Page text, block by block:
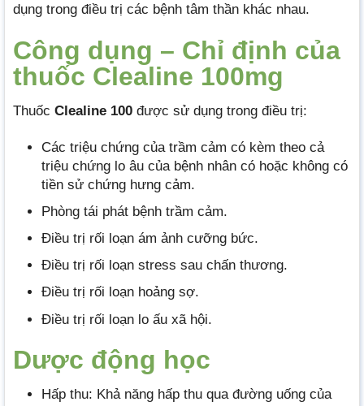
dụng trong điều trị các bệnh tâm thần khác nhau.
Công dụng – Chỉ định của
thuốc Clealine 100mg
Thuốc Clealine 100 được sử dụng trong điều trị:
Các triệu chứng của trầm cảm có kèm theo cả
triệu chứng lo âu của bệnh nhân có hoặc không có
tiền sử chứng hưng cảm.
Phòng tái phát bệnh trầm cảm.
Điều trị rối loạn ám ảnh cưỡng bức.
Điều trị rối loạn stress sau chấn thương.
Điều trị rối loạn hoảng sợ.
Điều trị rối loạn lo ấu xã hội.
Dược động học
Hấp thu: Khả năng hấp thu qua đường uống của